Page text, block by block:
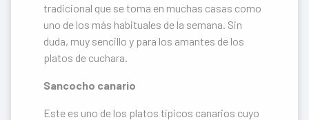
tradicional que se toma en muchas casas como
uno de los más habituales de la semana. Sin
duda, muy sencillo y para los amantes de los
platos de cuchara.
Sancocho canario
Este es uno de los platos típicos canarios cuyo